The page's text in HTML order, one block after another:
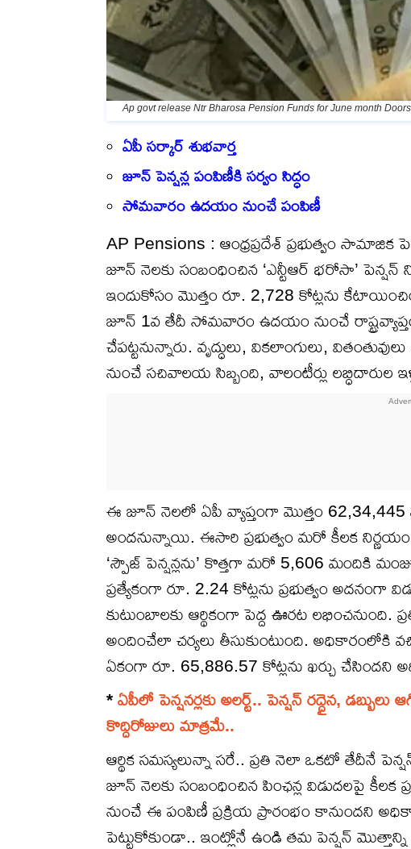
Ap govt release Ntr Bharosa Pension Funds for June month
ఏపీ సర్కార్ శుభవార్త
జూన్ పెన్షన్ల పంపిణీకి సర్వం సిద్ధం
సోమవారం ఉదయం నుంచే పంపిణీ
AP Pensions : ఆంధ్రప్రదేశ్ ప్రభుత్వం సామాజిక
జూన్ నెలకు సంబంధించిన ‘ఎన్టీఆర్ భరోసా’ పెన్షన్
ఇందుకోసం మొత్తం రూ. 2,728 కోట్లను
జూన్ 1వ తేదీ సోమవారం ఉదయం నుంచే
చేపట్టనున్నారు. వృద్ధులు, వికలాంగులు,
నుంచే సచివాలయ సిబ్బంది, వాలంటీర్లు లబ్ధిదారుల
ఈ జూన్ నెలలో ఏపీ వ్యాప్తంగా మొత్తం 62,34,445
అందనున్నాయి. ఈసారి ప్రభుత్వం మరో కీలక
‘స్పౌజ్ పెన్షన్లను’ కొత్తగా మరో 5,606 మందికి
ప్రత్యేకంగా రూ. 2.24 కోట్లను ప్రభుత్వం
కుటుంబాలకు ఆర్థికంగా పెద్ద ఊరట లభించనుంది.
అందించేలా చర్యలు తీసుకుంటుంది. అధికారంలోకి
ఏకంగా రూ. 65,886.57 కోట్లను ఖర్చు చేసిందని
* ఏపీలో పెన్షనర్లకు అలర్ట్.. పెన్షన్ రద్దైన,
కొద్దిరోజులు మాత్రమే..
ఆర్థిక సమస్యలున్నా సరే.. ప్రతి నెలా ఒకటో తేదీనే
జూన్ నెలకు సంబంధించిన పింఛన్ల విడుదలపై
నుంచే ఈ పంపిణీ ప్రక్రియ ప్రారంభం కానుందని
పెట్టుకోకుండా.. ఇంట్లోనే ఉండి తమ పెన్షన్ మొత్తాన్ని